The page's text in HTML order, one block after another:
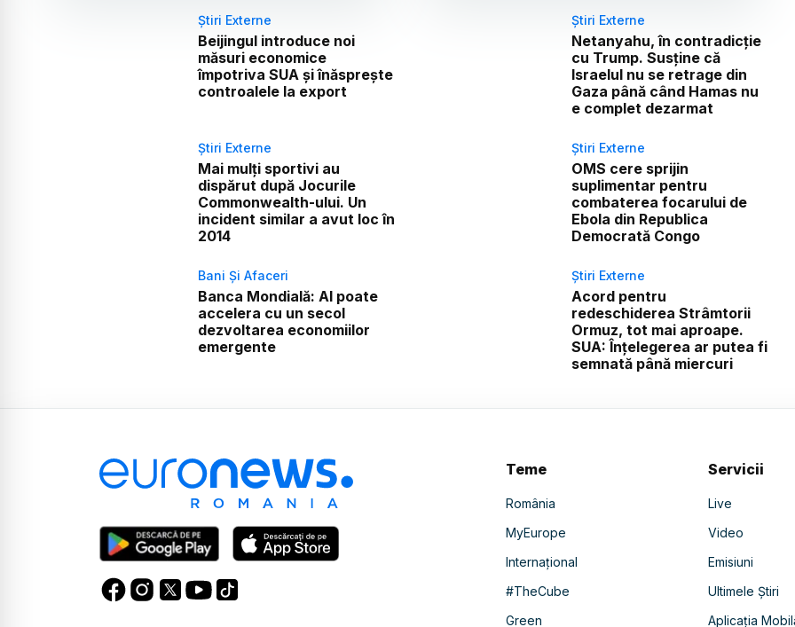
Știri Externe
Beijingul introduce noi
măsuri economice
împotriva SUA și înăsprește
controalele la export
Știri Externe
Netanyahu, în contradicție
cu Trump. Susține că
Israelul nu se retrage din
Gaza până când Hamas nu
e complet dezarmat
Știri Externe
Mai mulți sportivi au
dispărut după Jocurile
Commonwealth-ului. Un
incident similar a avut loc în
2014
Știri Externe
OMS cere sprijin
suplimentar pentru
combaterea focarului de
Ebola din Republica
Democrată Congo
Bani Și Afaceri
Banca Mondială: AI poate
accelera cu un secol
dezvoltarea economiilor
emergente
Știri Externe
Acord pentru
redeschiderea Strâmtorii
Ormuz, tot mai aproape.
SUA: Înțelegerea ar putea fi
semnată până miercuri
Teme
România
MyEurope
Internațional
#TheCube
Green
Servicii
Live
Video
Emisiuni
Ultimele Știri
Aplicația